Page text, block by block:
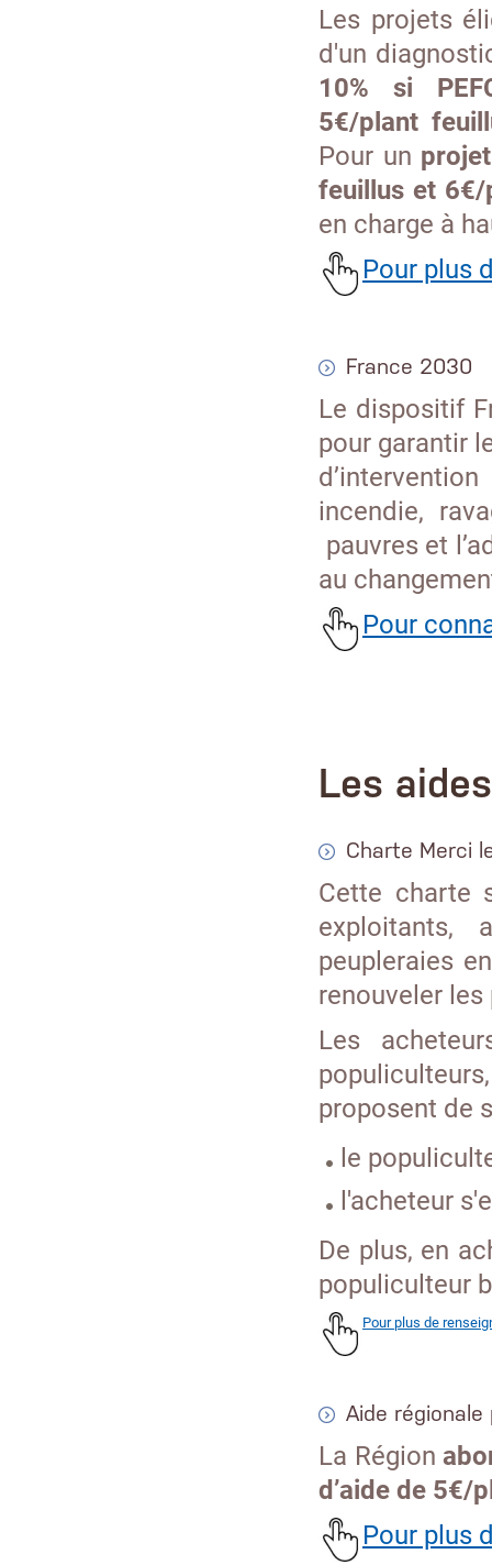
Les projets
d'un
10% si
5€/plant
Pour un
feuillus et
en charge à
Pour plus
France 2030
Le dispositif
pour garantir
incendie,
pauvres et
au
Pour
Les
Charte Merci
Cette charte
exploitants,
peupleraies
renouveler
Les
proposent de
le
l'acheteur
De plus, en
populiculteur
Pour plus de
Aide
La Région
d’aide de 5€/
Pour plus